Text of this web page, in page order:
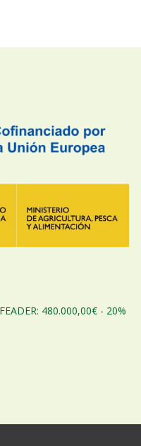
480.000,00€ - 20%